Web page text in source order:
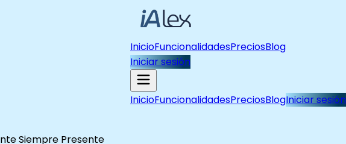
InicioFuncionalidadesPreciosBlog
Iniciar sesión
InicioFuncionalidadesPreciosBlogIniciar sesión
Siempre Presente